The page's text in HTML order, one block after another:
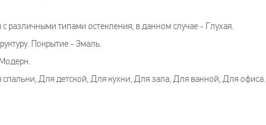
типами остекления, в данном случае - Глухая.
Покрытие - Эмаль.
Для детской, Для кухни, Для зала, Для ванной, Для офиса.